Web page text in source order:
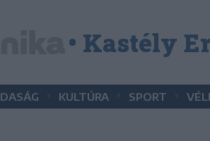
• Kastély
KULTÚRA SPORT